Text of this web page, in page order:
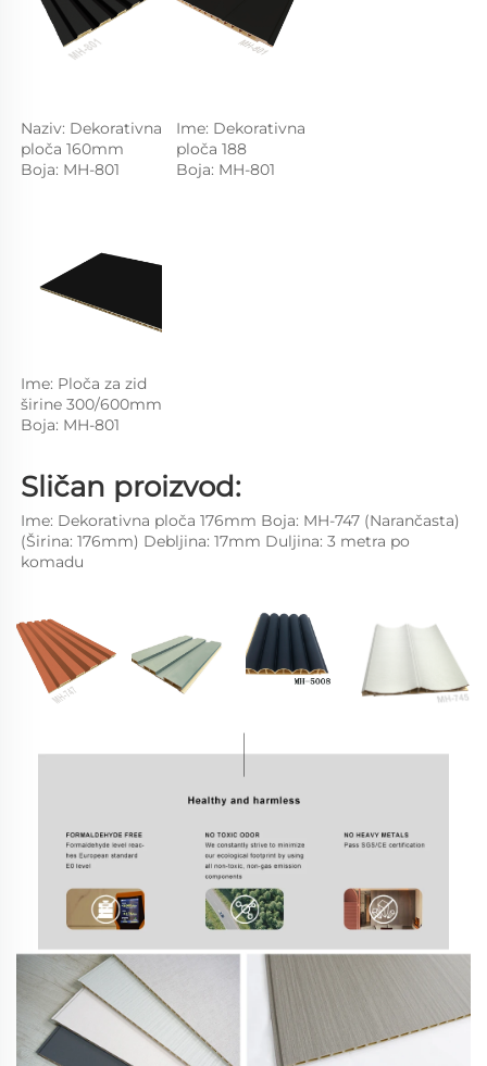
Naziv: Dekorativna
ploča 160mm
Boja: MH-801
Ime: Dekorativna
ploča 188
Boja: MH-801
Ime: Ploča za zid
Boja: MH-801
Sličan proizvod:
Ime: Dekorativna ploča 176mm Boja: MH-747 (Narančasta)
(Širina: 176mm) Debljina: 17mm Duljina: 3 metra po
komadu